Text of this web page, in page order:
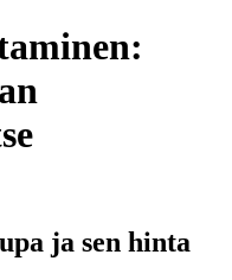
ja sen hinta